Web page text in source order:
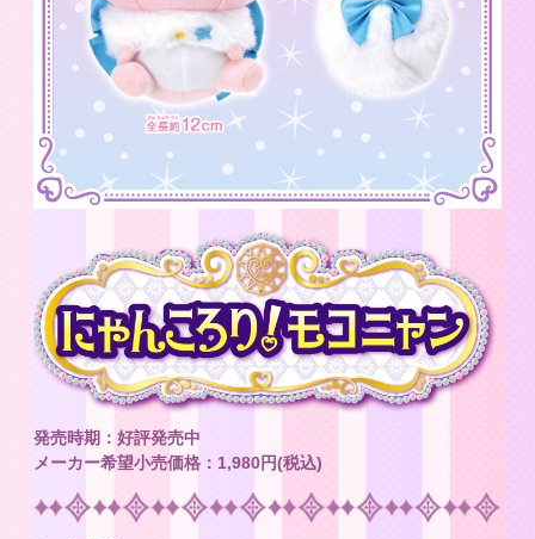
発売時期：好評発売中
メーカー希望小売価格：1,980円(税込)